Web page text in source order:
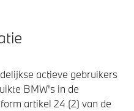
actieve gebruikers
BMW's in de
artikel 24 (2) van de